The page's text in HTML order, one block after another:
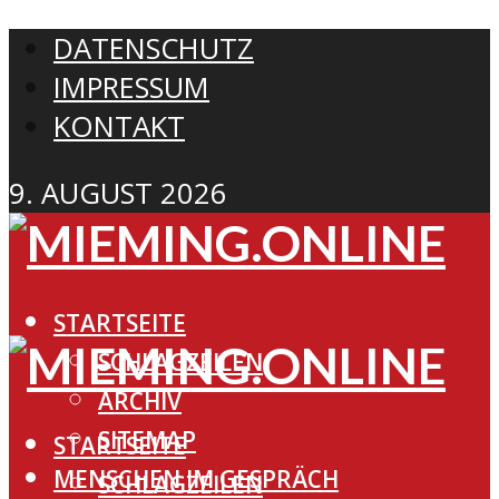
DATENSCHUTZ
IMPRESSUM
KONTAKT
9. AUGUST 2026
STARTSEITE
SCHLAGZEILEN
ARCHIV
SITEMAP
MENSCHEN IM GESPRÄCH
STARTSEITE
SCHLAGZEILEN